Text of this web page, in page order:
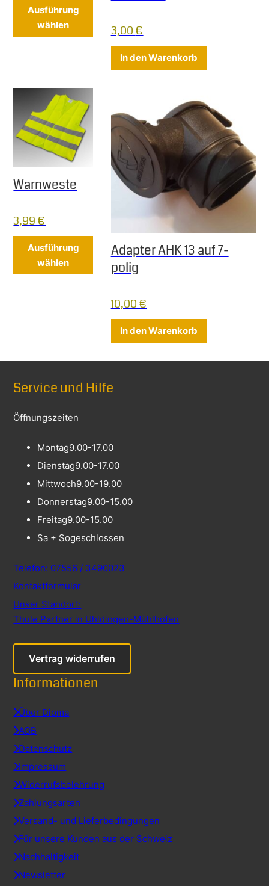
Ausführung
wählen
Dieses Produkt weist mehrere
3,00€
In den Warenkorb
Warnweste
3,99€
Ausführung
wählen
Dieses Produkt weist mehrere
Adapter AHK 13 auf 7-
polig
10,00€
In den Warenkorb
Service und Hilfe
Öffnungszeiten
Montag9.00-17.00
Dienstag9.00-17.00
Mittwoch9.00-19.00
Donnerstag9.00-15.00
Freitag9.00-15.00
Sa + Sogeschlossen
Telefon: 07556 / 3490023
Kontaktformular
Unser Standort:
Thule Partner in Uhldingen-Mühlhofen
Vertrag widerrufen
Informationen
Über Dioma
AGB
Datenschutz
Impressum
Widerrufsbelehrung
Zahlungsarten
Versand- und Lieferbedingungen
Für unsere Kunden aus der Schweiz
Nachhaltigkeit
Newsletter